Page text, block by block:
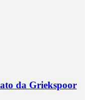
da Griekspoor